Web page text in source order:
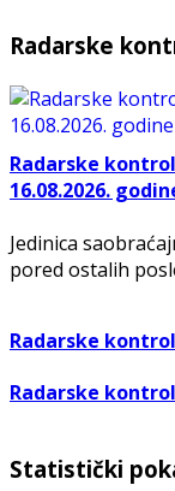
Radarske
Radarske
16.08.2026.
Jedinica
pored ostalih
Radarske
Radarske
Statistički